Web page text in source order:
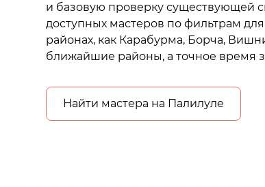
и базовую проверку существующей
доступных мастеров по фильтрам
районах, как Карабурма, Борча,
ближайшие районы, а точное время
Найти мастера на Палилуле